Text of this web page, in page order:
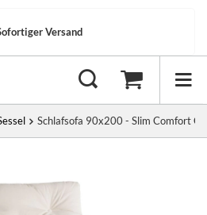
Versand
Schlafsofa 90x200 - Slim Comfort